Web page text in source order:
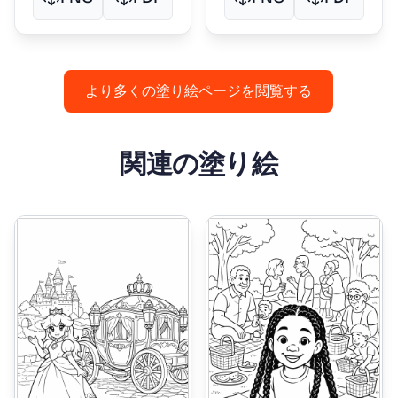
より多くの塗り絵ページを閲覧する
関連の塗り絵